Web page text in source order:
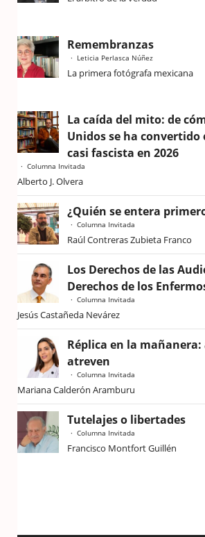
Remembranzas
Leticia Perlasca Núñez
La primera fotógrafa mexicana
La caída del mito: de
Unidos se ha convertido
casi fascista en 2026
Columna Invitada
Alberto J. Olvera
¿Quién se entera
Columna Invitada
Raúl Contreras Zubieta Franco
Los Derechos de las
Derechos de los
Columna Invitada
Jesús Castañeda Nevárez
Réplica en la mañanera:
atreven
Columna Invitada
Mariana Calderón Aramburu
Tutelajes o libertades
Columna Invitada
Francisco Montfort Guillén